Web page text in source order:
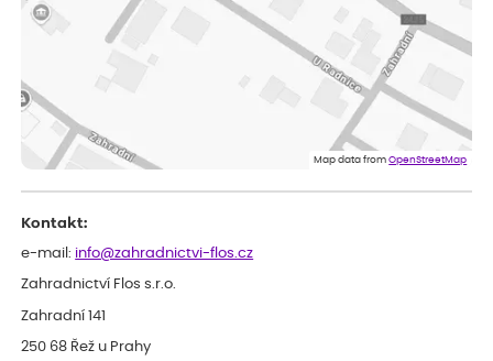
velice dobře prospívají
Jarda
Dobrý den, byli jsme spokojeni
Eshop, objednání bylo v pořádku, žádný problém. Jen jsem byla
smutná z dodávky jedné kytky, která nebyla v nejlepší kondici a i
Map data fromOpenStreetMap
Kontakt:
e-mail: info@zahradnictvi-flos.cz
Zahradnictví Flos s.r.o.
Zahradní 141
250 68 Řež u Prahy